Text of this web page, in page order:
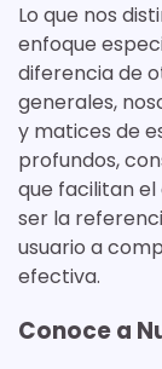
Lo que nos
enfoque
diferencia de
generales,
y matices de
profundos,
que facilitan
ser la
usuario a
efectiva.
Conoce a